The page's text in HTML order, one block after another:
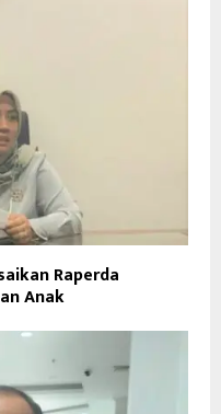
Raperda
Anak